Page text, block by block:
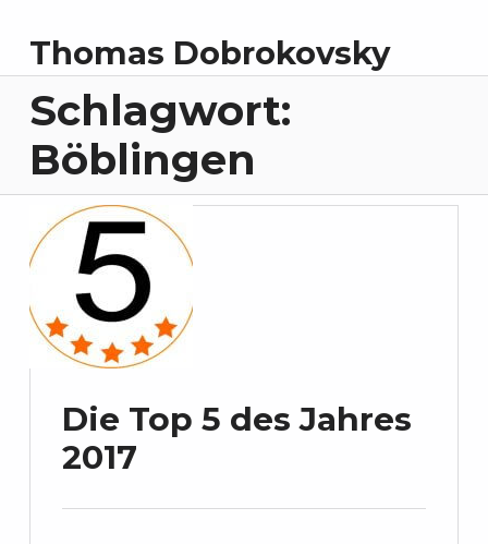
Thomas Dobrokovsky
Schlagwort:
Böblingen
Die Top 5 des Jahres
2017